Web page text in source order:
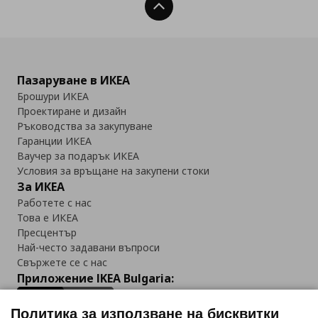
Нагоре
Пазаруване в ИКЕА
Брошури ИКЕА
Проектиране и дизайн
Ръководства за закупуване
Гаранции ИКЕА
Ваучер за подарък ИКЕА
Условия за връщане на закупени стоки
За ИКЕА
Работете с нас
Това е ИКЕА
Пресцентър
Най-често задавани въпроси
Свържете се с нас
Приложение IKEA Bulgaria:
Политика за използване на бисквитки